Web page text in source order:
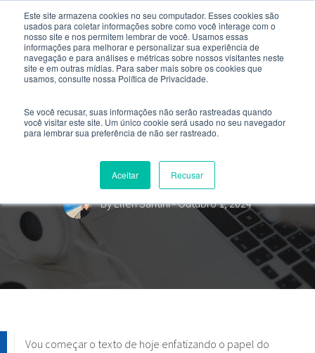
Este site armazena cookies no seu computador. Esses cookies são
usados ​​para coletar informações sobre como você interage com o
nosso site e nos permitem lembrar de você. Usamos essas
informações para melhorar e personalizar sua experiência de
navegação e para análises e métricas sobre nossos visitantes neste
site e em outras mídias. Para saber mais sobre os cookies que
usamos, consulte nossa Política de Privacidade.
Se você recusar, suas informações não serão rastreadas quando
você visitar este site. Um único cookie será usado no seu navegador
para lembrar sua preferência de não ser rastreado.
Aceitar Recusar
para a história
ByEllen Santini- Outubro 1, 2024
Vou começar o texto de hoje enfatizando o papel do